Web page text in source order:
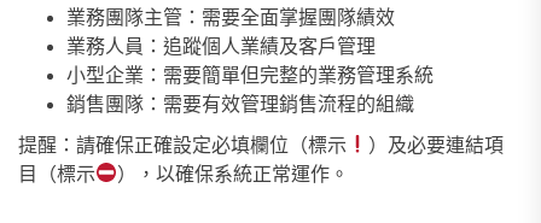
業務團隊主管：需要全面掌握團隊績效
業務人員：追蹤個人業績及客戶管理
小型企業：需要簡單但完整的業務管理系統
銷售團隊：需要有效管理銷售流程的組織
提醒：請確保正確設定必填欄位（標示
）及必要連結項
目（標示
），以確保系統正常運作。